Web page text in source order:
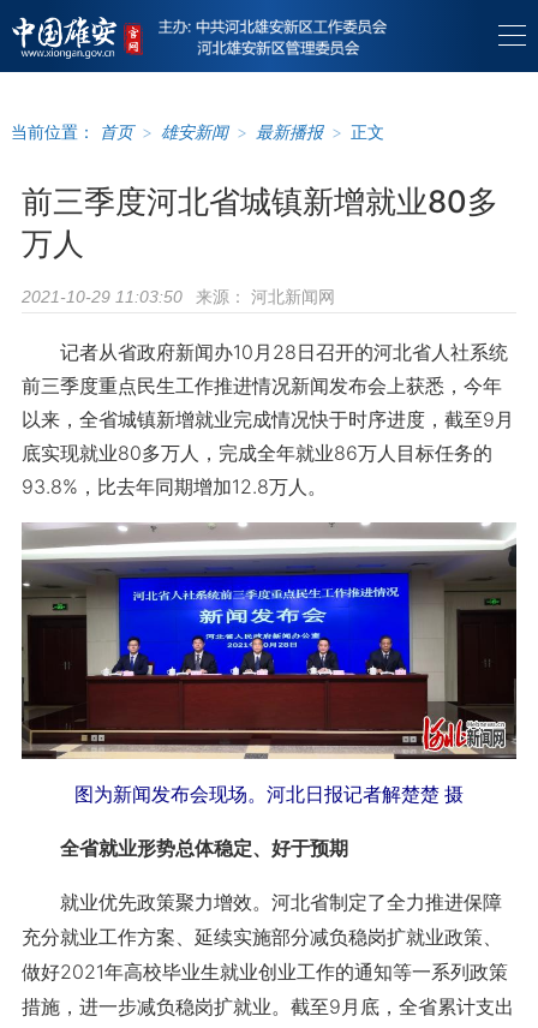
当前位置： 首页 > 雄安新闻 > 最新播报 > 正文
前三季度河北省城镇新增就业80多
万人
2021-10-29 11:03:50 来源： 河北新闻网
记者从省政府新闻办10月28日召开的河北省人社系统
前三季度重点民生工作推进情况新闻发布会上获悉，今年
以来，全省城镇新增就业完成情况快于时序进度，截至9月
底实现就业80多万人，完成全年就业86万人目标任务的
93.8%，比去年同期增加12.8万人。
图为新闻发布会现场。河北日报记者解楚楚 摄
全省就业形势总体稳定、好于预期
就业优先政策聚力增效。河北省制定了全力推进保障
充分就业工作方案、延续实施部分减负稳岗扩就业政策、
做好2021年高校毕业生就业创业工作的通知等一系列政策
措施，进一步减负稳岗扩就业。截至9月底，全省累计支出